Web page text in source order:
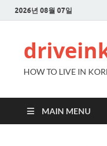
2026년 08월 07일
HOW TO LIVE IN
MAIN MENU